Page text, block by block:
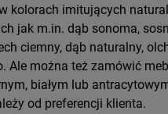
kolorach imitujących
jak m.in. dąb sonoma,
ciemny, dąb naturalny,
Ale można też zamówić
białym lub
od preferencji klienta.